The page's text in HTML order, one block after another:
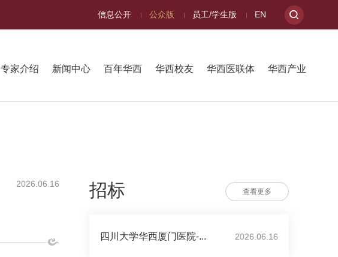
信息公开 公众版 员工/学生版 EN
专家介绍 新闻中心 百年华西 华西校友 华西医联体 华西产业
2026.06.16 招标 查看更多
四川大学华西厦门医院-... 2026.06.16